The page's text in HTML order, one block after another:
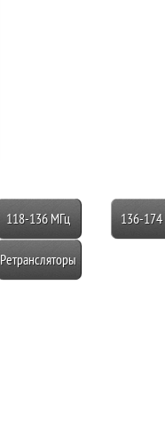
118-136 МГц 136-
Ретрансляторы